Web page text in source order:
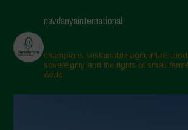
Aprile 2025
Marzo 2025
Febbraio 2025
Gennaio 2025
navdanyainternational
champions sustainable agriculture,
sovereignty and the rights of small
world.